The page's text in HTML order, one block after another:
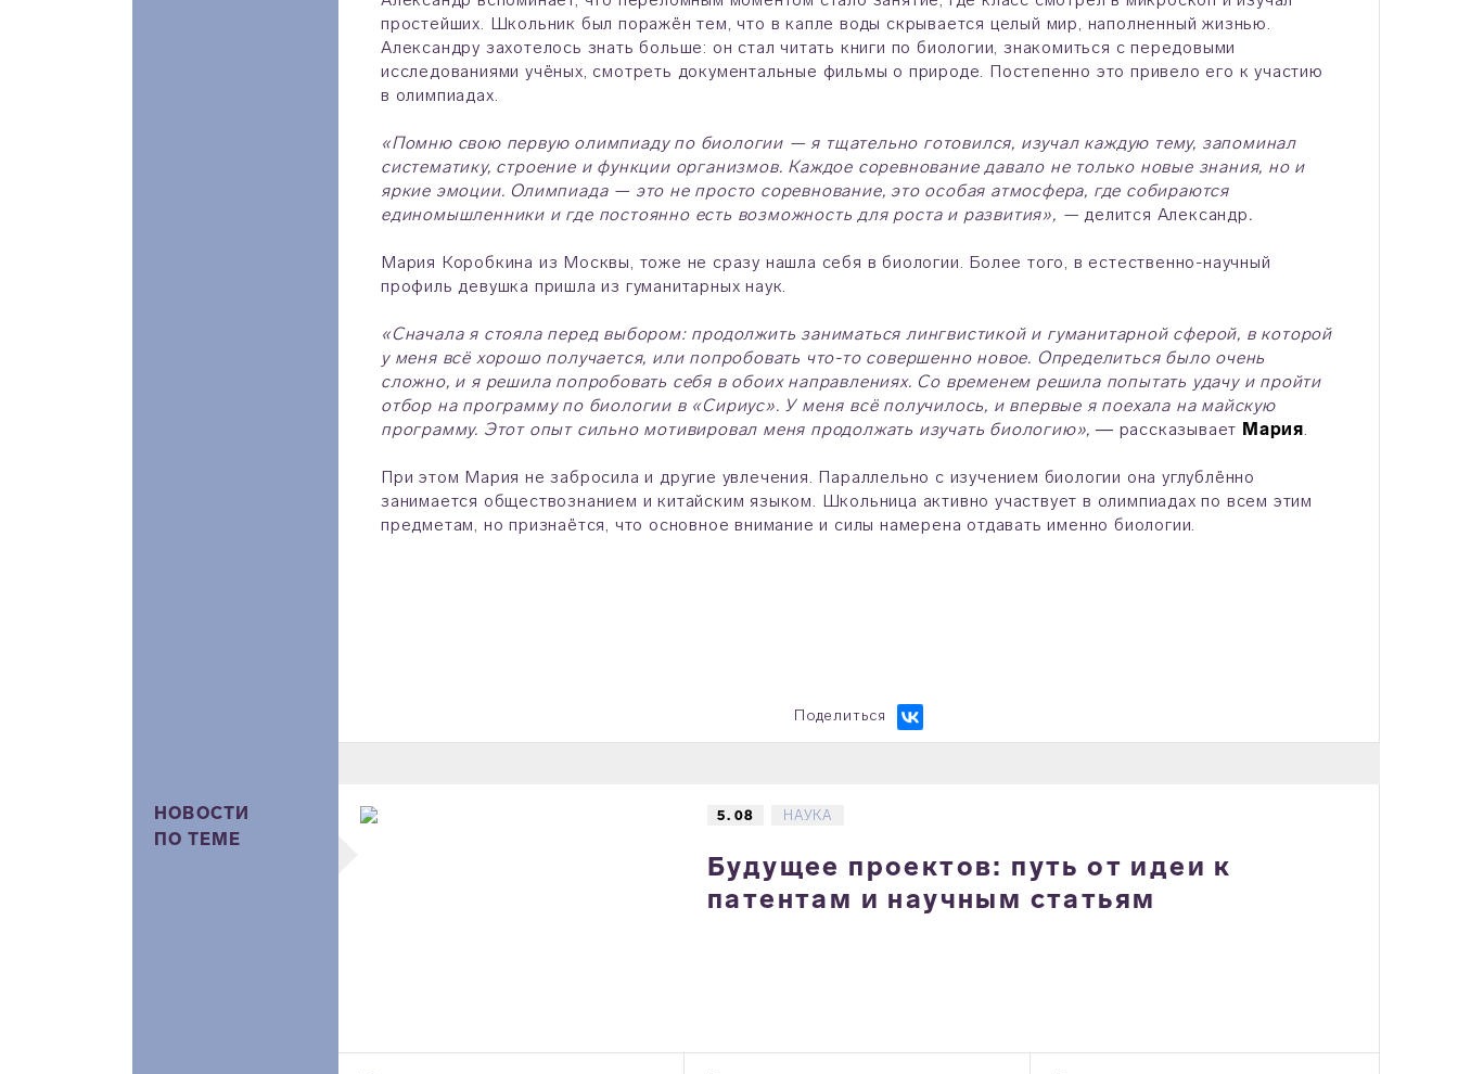
простейших. Школьник был поражён тем, что в капле воды скрывается целый мир, наполненный жизнью.
Александру захотелось знать больше: он стал читать книги по биологии, знакомиться с передовыми
исследованиями учёных, смотреть документальные фильмы о природе. Постепенно это привело его к участию
в олимпиадах.
«Помню свою первую олимпиаду по биологии — я тщательно готовился, изучал каждую тему, запоминал
систематику, строение и функции организмов. Каждое соревнование давало не только новые знания, но и
яркие эмоции. Олимпиада — это не просто соревнование, это особая атмосфера, где собираются
единомышленники и где постоянно есть возможность для роста и развития», —делится Александр.
Мария Коробкина из Москвы, тоже не сразу нашла себя в биологии. Более того, в естественно-научный
профиль девушка пришла из гуманитарных наук.
«Сначала я стояла перед выбором: продолжить заниматься лингвистикой и гуманитарной сферой, в которой
у меня всё хорошо получается, или попробовать что-то совершенно новое. Определиться было очень
сложно, и я решила попробовать себя в обоих направлениях. Со временем решила попытать удачу и пройти
отбор на программу по биологии в «Сириус». У меня всё получилось, и впервые я поехала на майскую
программу. Этот опыт сильно мотивировал меня продолжать изучать биологию», ― рассказывает Мария.
При этом Мария не забросила и другие увлечения. Параллельно с изучением биологии она углублённо
занимается обществознанием и китайским языком. Школьница активно участвует в олимпиадах по всем этим
предметам, но признаётся, что основное внимание и силы намерена отдавать именно биологии.
Поделиться
НОВОСТИ
ПО ТЕМЕ
5. 08 НАУКА
Будущее проектов: путь от идеи к
патентам и научным статьям